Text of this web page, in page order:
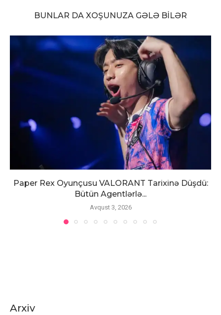
BUNLAR DA XOŞUNUZA GƏLƏ BILƏR
Paper Rex Oyunçusu VALORANT Tarixinə Düşdü:
Bütün Agentlərlə...
Avqust 3, 2026
Arxiv